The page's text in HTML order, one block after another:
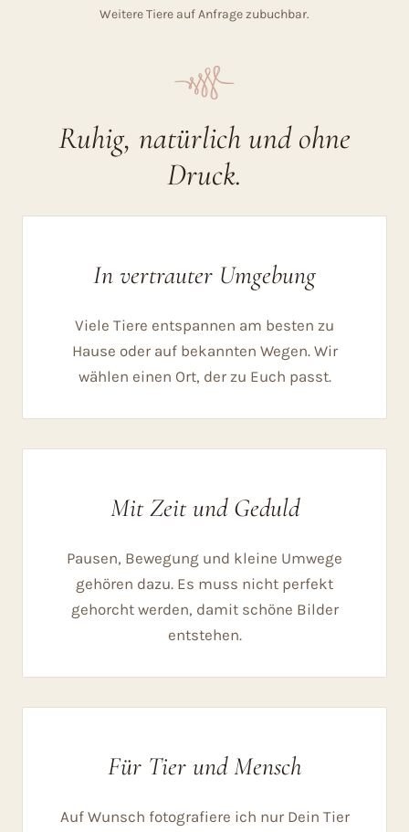
Weitere Tiere auf Anfrage zubuchbar.
C
Ruhig, natürlich und ohne
Druck.
In vertrauter Umgebung
Viele Tiere entspannen am besten zu
Hause oder auf bekannten Wegen. Wir
wählen einen Ort, der zu Euch passt.
Mit Zeit und Geduld
Pausen, Bewegung und kleine Umwege
gehören dazu. Es muss nicht perfekt
gehorcht werden, damit schöne Bilder
entstehen.
Für Tier und Mensch
Auf Wunsch fotografiere ich nur Dein Tier